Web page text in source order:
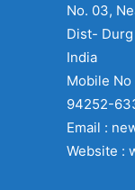
No. 03,
Dist-
India
Mobile
94252-
Email :
Website :